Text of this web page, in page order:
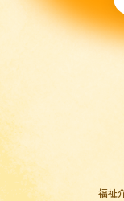
福祉